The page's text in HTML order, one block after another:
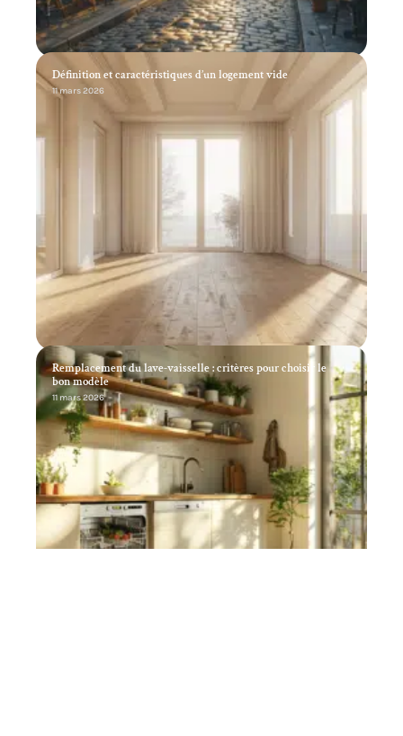
Définition et caractéristiques d’un logement vide
11 mars 2026
Remplacement du lave-vaisselle : critères pour choisir le
bon modèle
11 mars 2026